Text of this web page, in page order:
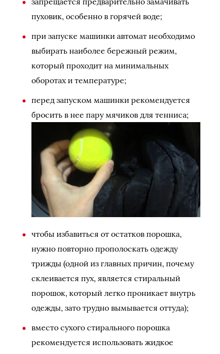
пуховик, особенно в горячей воде;
при запуске машинки автомат необходимо
выбирать наиболее бережный режим,
который проходит на минимальных
оборотах и температуре;
перед запуском машинки рекомендуется
бросить в нее пару мячиков для тенниса;
чтобы избавиться от остатков порошка,
нужно повторно прополоскать одежду
трижды (одной из главных причин, почему
склеивается пух, является стиральный
порошок, который легко проникает внутрь
одежды, зато трудно вымывается оттуда);
вместо сухого стирального порошка
рекомендуется использовать жидкое